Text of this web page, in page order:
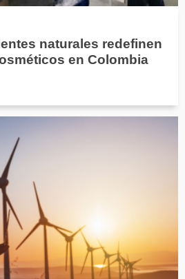
naturales redefinen
en Colombia